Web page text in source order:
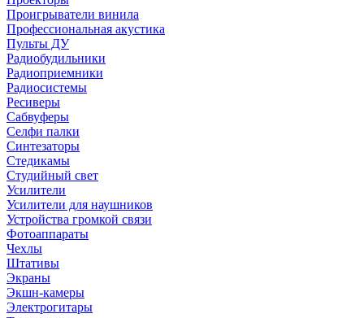
Проигрыватели винила
Профессиональная акустика
Пульты ДУ
Радиобудильники
Радиоприемники
Радиосистемы
Ресиверы
Сабвуферы
Селфи палки
Синтезаторы
Стедикамы
Студийный свет
Усилители
Усилители для наушников
Устройства громкой связи
Фотоаппараты
Чехлы
Штативы
Экраны
Экшн-камеры
Электрогитары